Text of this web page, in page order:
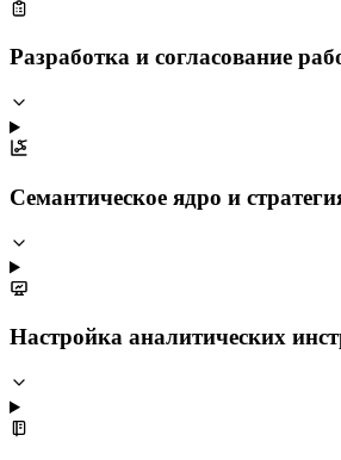
Разработка и согласование
Семантическое ядро и
Настройка аналитических